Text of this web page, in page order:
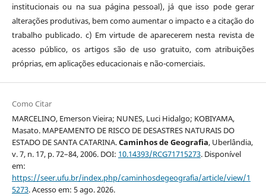
institucionais ou na sua página pessoal), já que isso pode gerar
alterações produtivas, bem como aumentar o impacto e a citação do
trabalho publicado. c) Em virtude de aparecerem nesta revista de
acesso público, os artigos são de uso gratuito, com atribuições
próprias, em aplicações educacionais e não-comerciais.
Como Citar
MARCELINO, Emerson Vieira; NUNES, Luci Hidalgo; KOBIYAMA,
Masato. MAPEAMENTO DE RISCO DE DESASTRES NATURAIS DO
ESTADO DE SANTA CATARINA.Caminhos de Geografia, Uberlândia,
v. 7, n. 17, p. 72–84, 2006. DOI: 10.14393/RCG71715273. Disponível
em:
https://seer.ufu.br/index.php/caminhosdegeografia/article/view/1
5273. Acesso em: 5 ago. 2026.